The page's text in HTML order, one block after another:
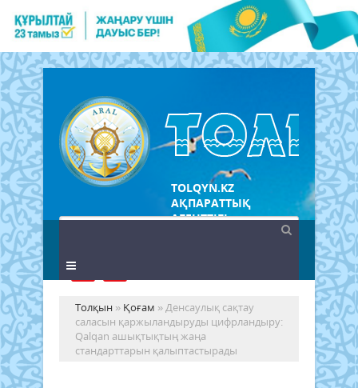
TOLQYN.KZ
АҚПАРАТТЫҚ
АГЕНТТІГІ
Толқын » Қоғам » Денсаулық сақтау
саласын қаржыландыруды цифрландыру:
Qalqan ашықтықтың жаңа
стандарттарын қалыптастырады